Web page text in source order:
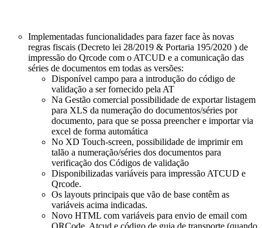
Implementadas funcionalidades para fazer face às novas
regras fiscais (Decreto lei 28/2019 & Portaria 195/2020 ) de
impressão do Qrcode com o ATCUD e a comunicação das
séries de documentos em todas as versões:
Disponível campo para a introdução do código de
validação a ser fornecido pela AT
Na Gestão comercial possibilidade de exportar listagem
para XLS da numeração do documentos/séries por
documento, para que se possa preencher e importar via
excel de forma automática
No XD Touch-screen, possibilidade de imprimir em
talão a numeração/séries dos documentos para
verificação dos Códigos de validação
Disponibilizadas variáveis para impressão ATCUD e
Qrcode.
Os layouts principais que vão de base contêm as
variáveis acima indicadas.
Novo HTML com variáveis para envio de email com
QRCode, Atcud e código de guia de transporte (quando